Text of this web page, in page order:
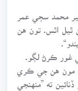
محمد سڄي عمر
ٿيل اٿس. تون هن
غور ڪرڻ لڳو.
مون هن جي ڪري
ته ”منهنجي